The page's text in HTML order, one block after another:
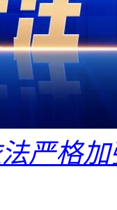
严格